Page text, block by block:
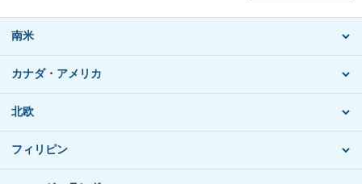
南米
カナダ・アメリカ
北欧
フィリピン